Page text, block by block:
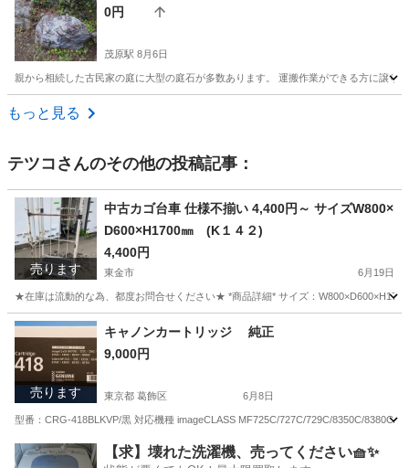
0円
茂原駅 8月6日
親から相続した古民家の庭に大型の庭石が多数あります。 運搬作業ができる方に譲
千葉 長生郡
もっと見る
テツコ さんのその他の投稿記事：
売ります
中古カゴ台車 仕様不揃い 4,400円～ サイズW800×
D600×H1700㎜ (K１４２)
4,400円
東金市 6月19日
★在庫は流動的な為、都度お問合せください★ *商品詳細* サイズ：
千葉 東金市 その他 台車
売ります
キャノンカートリッジ 純正
9,000円
東京都 葛飾区 6月8日
型番：CRG-418BLKVP/黒 対応機種 imageCLASS MF725C/727C/729C/8350C/8380C/
東京 葛飾区 プリンター
【求】壊れた洗濯機、売ってください🧺✨